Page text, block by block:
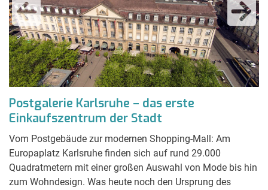
Postgalerie Karlsruhe – das erste
Einkaufszentrum der Stadt
Vom Postgebäude zur modernen Shopping-Mall: Am
Europaplatz Karlsruhe finden sich auf rund 29.000
Quadratmetern mit einer großen Auswahl von Mode bis hin
zum Wohndesign. Was heute noch den Ursprung des